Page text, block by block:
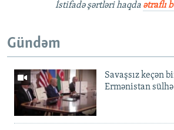
İstifadə şərtləri haqda ətraflı
Gündəm
Savaşsız keçən
Ermənistan sülhə